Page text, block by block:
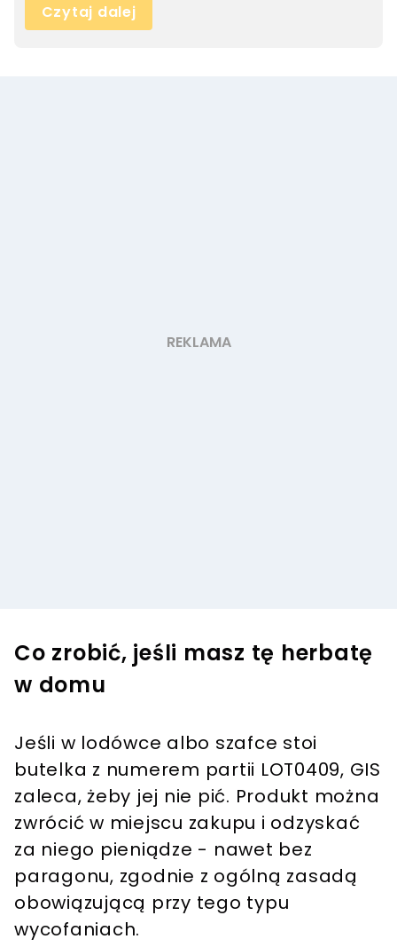
Czytaj dalej
Co zrobić, jeśli masz tę herbatę
w domu
Jeśli w lodówce albo szafce stoi
butelka z numerem partii LOT0409, GIS
zaleca, żeby jej nie pić. Produkt można
zwrócić w miejscu zakupu i odzyskać
za niego pieniądze - nawet bez
paragonu, zgodnie z ogólną zasadą
obowiązującą przy tego typu
wycofaniach.